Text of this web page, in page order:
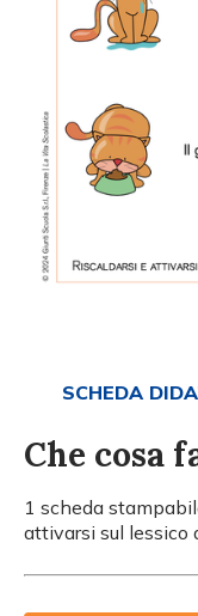
SCHEDA
Che cosa
1 scheda
attivarsi sul lessico